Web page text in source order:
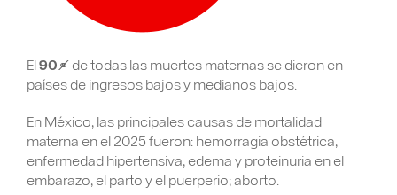
El90%de todas las muertes maternas se dieron en
países de ingresos bajos y medianos bajos.
En México, las principales causas de mortalidad
materna en el 2025 fueron: hemorragia obstétrica,
enfermedad hipertensiva, edema y proteinuria en el
embarazo, el parto y el puerperio; aborto.